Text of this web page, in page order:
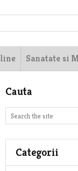
Sanatate si
Cauta
Categorii